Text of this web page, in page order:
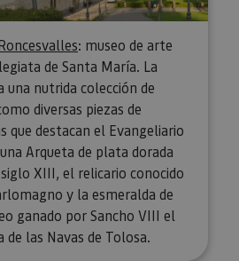
​: museo de arte
de Santa María. La
una nutrida colección de
diversas piezas de
destacan el Evangeliario
Arqueta de plata dorada
XIII, el relicario conocido
y la esmeralda de
ganado por Sancho VIII el
las Navas de Tolosa.